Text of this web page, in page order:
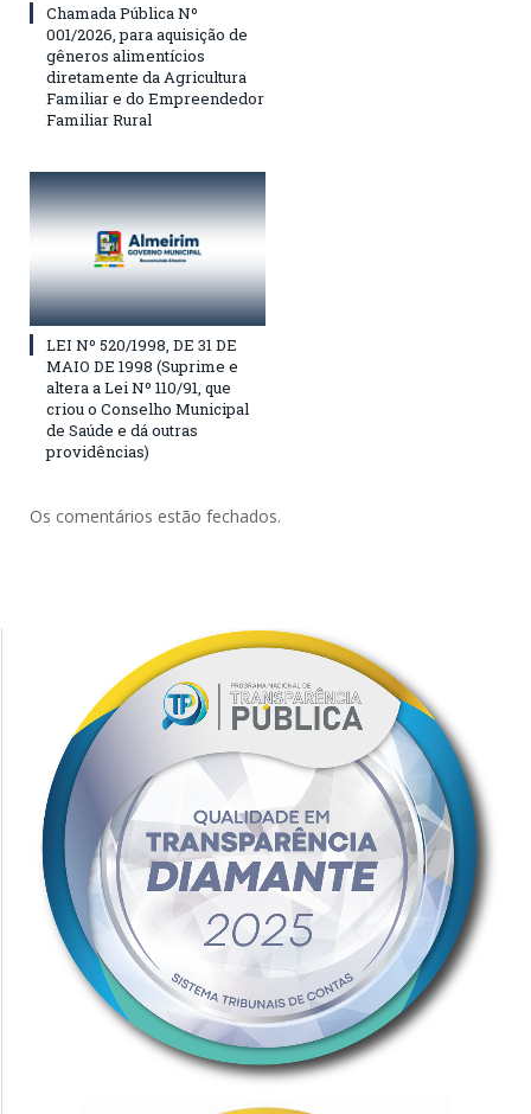
Chamada Pública Nº
001/2026, para aquisição de
gêneros alimentícios
diretamente da Agricultura
Familiar e do Empreendedor
Familiar Rural
LEI Nº 520/1998, DE 31 DE
MAIO DE 1998 (Suprime e
altera a Lei Nº 110/91, que
criou o Conselho Municipal
de Saúde e dá outras
providências)
Os comentários estão fechados.